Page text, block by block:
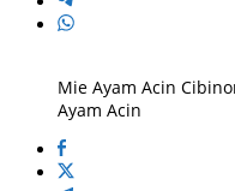
Mie Ayam Acin
Ayam Acin